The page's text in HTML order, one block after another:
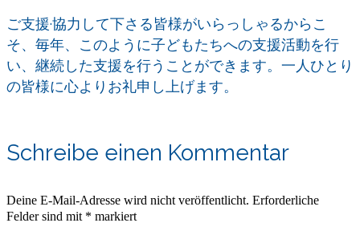
ご支援·協力して下さる皆様がいらっしゃるからこ
そ、毎年、このように子どもたちへの支援活動を行
い、継続した支援を行うことができます。一人ひとり
の皆様に心よりお礼申し上げます。
Schreibe einen Kommentar
Deine E-Mail-Adresse wird nicht veröffentlicht. Erforderliche
Felder sind mit * markiert